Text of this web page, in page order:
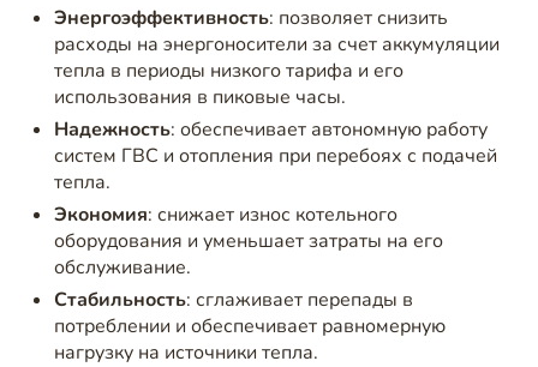
Энергоэффективность: позволяет снизить
расходы на энергоносители за счет аккумуляции
тепла в периоды низкого тарифа и его
использования в пиковые часы.
Надежность: обеспечивает автономную работу
систем ГВС и отопления при перебоях с подачей
тепла.
Экономия: снижает износ котельного
оборудования и уменьшает затраты на его
обслуживание.
Стабильность: сглаживает перепады в
потреблении и обеспечивает равномерную
нагрузку на источники тепла.